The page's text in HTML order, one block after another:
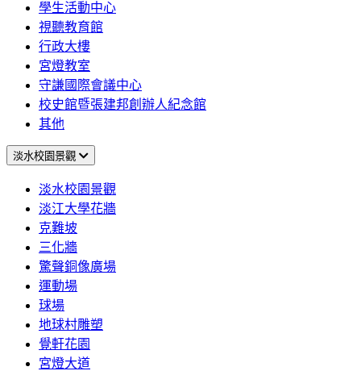
學生活動中心
視聽教育館
行政大樓
宮燈教室
守謙國際會議中心
校史館暨張建邦創辦人紀念館
其他
淡水校園景觀
淡水校園景觀
淡江大學花牆
克難坡
三化牆
驚聲銅像廣場
運動場
球場
地球村雕塑
覺軒花園
宮燈大道